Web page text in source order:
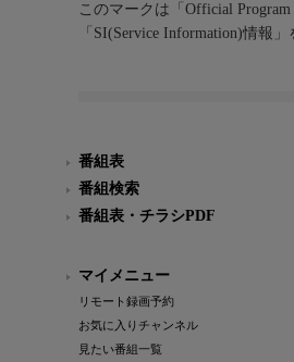
このマークは「Official
「SI(Service Information)情報
番組表
番組検索
番組表・チラシPDF
マイメニュー
リモート録画予約
お気に入りチャンネル
見たい番組一覧